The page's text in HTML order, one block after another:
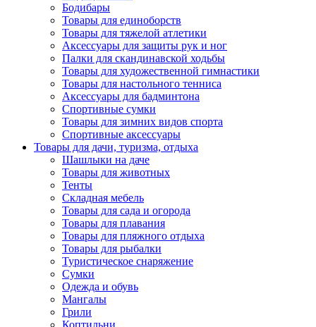
Бодибары
Товары для единоборств
Товары для тяжелой атлетики
Аксессуары для защиты рук и ног
Палки для скандинавской ходьбы
Товары для художественной гимнастики
Товары для настольного тенниса
Аксессуары для бадминтона
Спортивные сумки
Товары для зимних видов спорта
Спортивные аксессуары
Товары для дачи, туризма, отдыха
Шашлыки на даче
Товары для животных
Тенты
Складная мебель
Товары для сада и огорода
Товары для плавания
Товары для пляжного отдыха
Товары для рыбалки
Туристическое снаряжение
Сумки
Одежда и обувь
Мангалы
Грили
Коптильни